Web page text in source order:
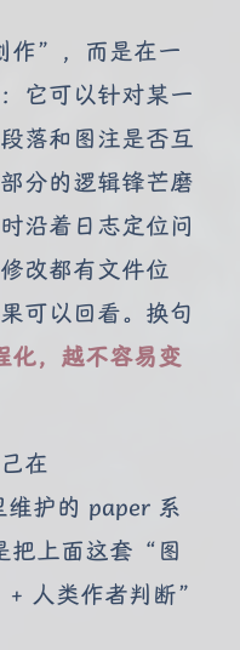
作”，而是在一
它可以针对某一
落和图注是否互
分的逻辑锋芒磨
沿着日志定位问
改都有文件位
可以回看。换句
化，越不容易变
在
维护的 paper 系
把上面这套“图
+ 人类作者判断”